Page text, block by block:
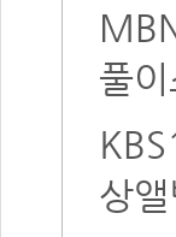
풀이
상